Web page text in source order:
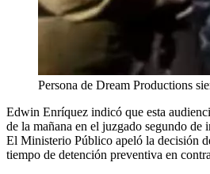
Persona de Dream Productions
Edwin Enríquez indicó que esta
de la mañana en el juzgado segundo de
El Ministerio Público apeló la decisión
tiempo de detención preventiva en